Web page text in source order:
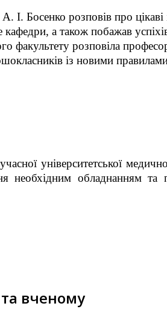
І. Босенко розповів про
кафедри, а також побажав
факультету розповіла
із новими
університетської
необхідним обладнанням та
вченому